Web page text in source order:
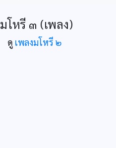
มโหรี ๓ (เพลง)
ดู เพลงมโหรี ๒